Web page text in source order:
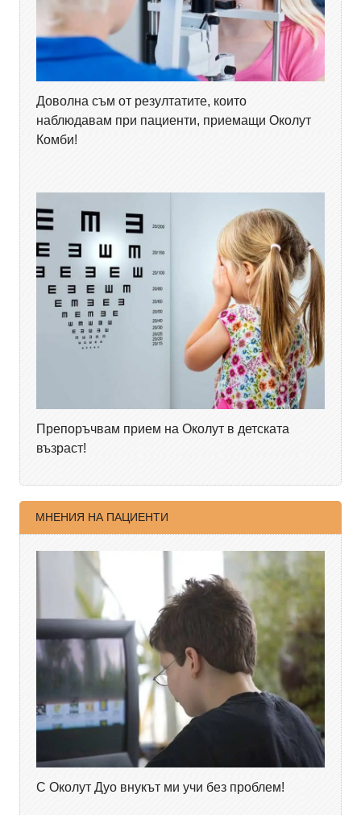
Доволна съм от резултатите, които
наблюдавам при пациенти, приемащи Околут
Комби!
Препоръчвам прием на Околут в детската
възраст!
МНЕНИЯ НА ПАЦИЕНТИ
С Околут Дуо внукът ми учи без проблем!